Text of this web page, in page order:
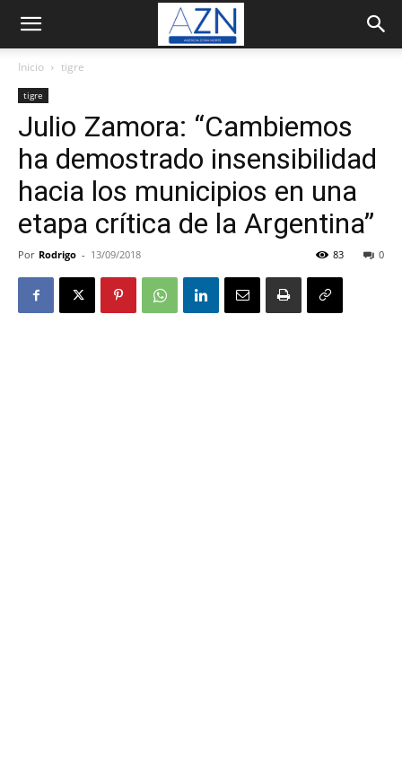
Inicio tigre
tigre
Julio Zamora: “Cambiemos
ha demostrado insensibilidad
hacia los municipios en una
etapa crítica de la Argentina”
Por Rodrigo - 13/09/2018 0
83